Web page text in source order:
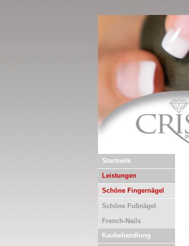
Startseite
Leistungen
Schöne Fingernägel
Schöne Fußnägel
French-Nails
Kaubehandlung